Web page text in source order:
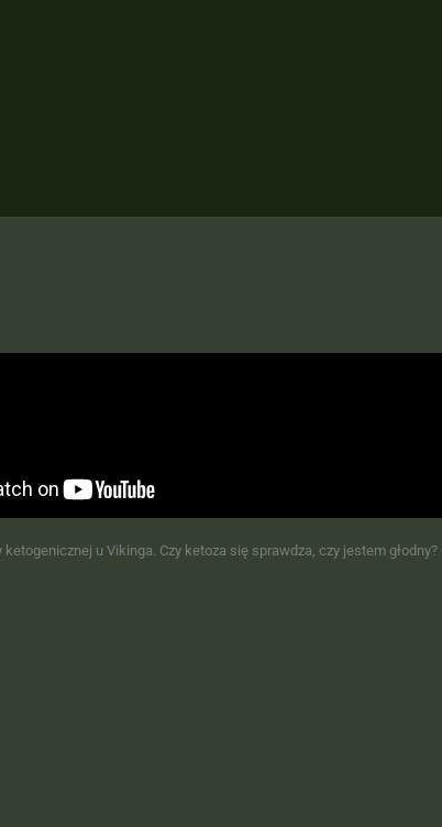
ketogenicznej u Vikinga. Czy ketoza się sprawdza, czy jestem